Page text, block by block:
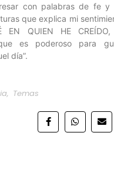
con palabras de fe y
que explica mi
EN QUIEN HE
es poderoso para
día”.
, Temas